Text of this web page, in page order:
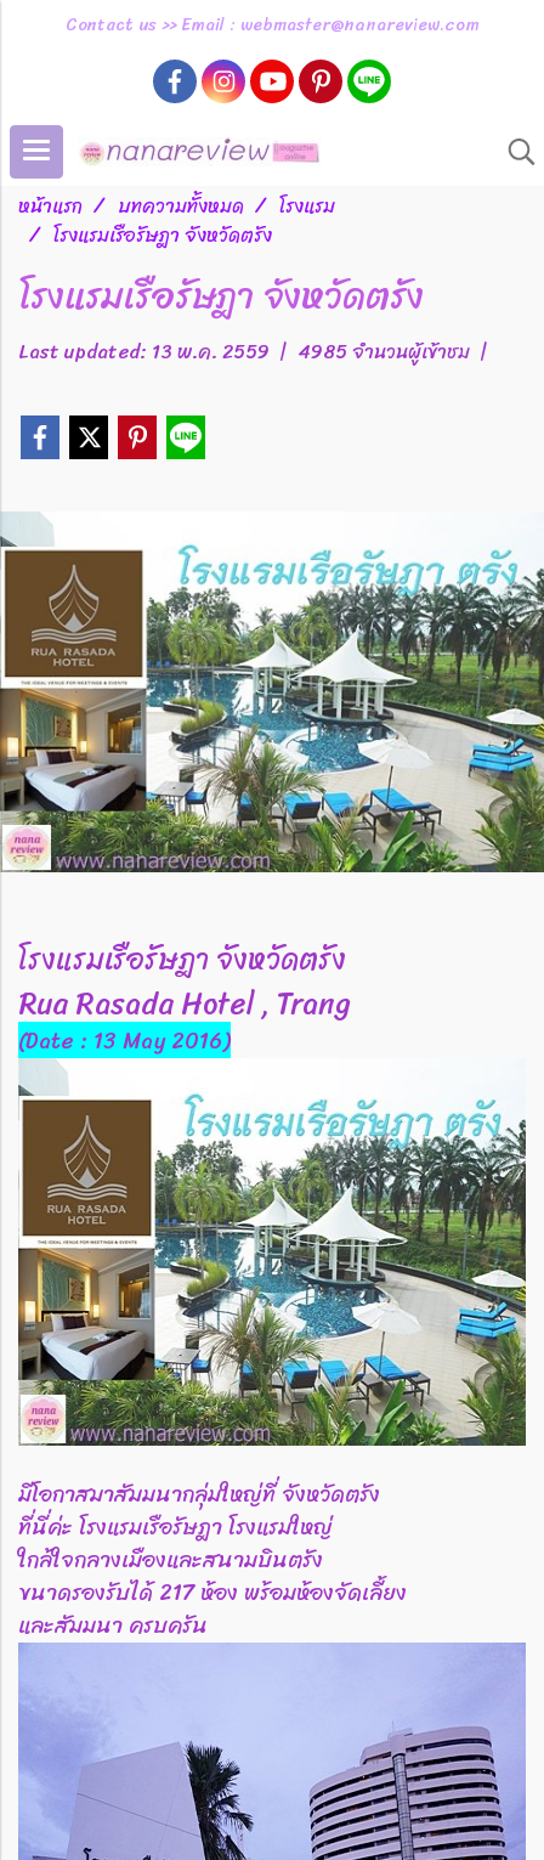
Contact us >> Email : webmaster@nanareview.com
หน้าแรก บทความทั้งหมด
โรงแรม
โรงแรมเรือรัษฎา จังหวัดตรัง
โรงแรมเรือรัษฎา จังหวัดตรัง
Last updated: 13 พ.ค. 2559 | 4985 จำนวนผู้เข้าชม |
โรงแรมเรือรัษฎา จังหวัดตรัง
Rua Rasada Hotel , Trang
(Date : 13 May 2016)
มีโอกาสมาสัมมนากลุ่มใหญ่ที่ จังหวัดตรัง
ที่นี่ค่ะ โรงแรมเรือรัษฎา โรงแรมใหญ่
ใกล้ใจกลางเมืองและสนามบินตรัง
ขนาดรองรับได้ 217 ห้อง พร้อมห้องจัดเลี้ยง
และสัมมนา ครบครัน